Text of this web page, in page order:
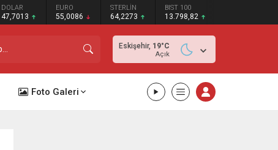
DOLAR
47,7013
EURO
55,0086
STERLİN
64,2273
BIST 100
13.798,82
Eskişehir, 19°C
Açık
Foto Galeri